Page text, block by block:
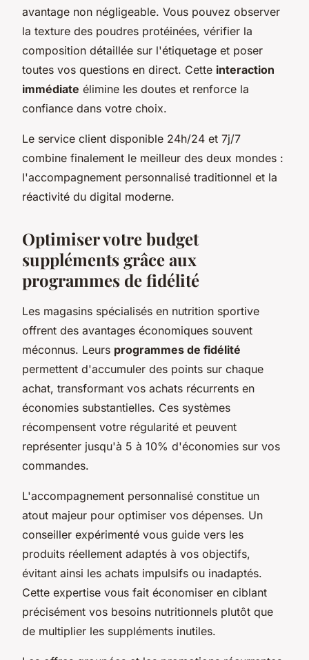
avantage non négligeable. Vous pouvez observer
la texture des poudres protéinées, vérifier la
composition détaillée sur l'étiquetage et poser
toutes vos questions en direct. Cette interaction
immédiate élimine les doutes et renforce la
confiance dans votre choix.
Le service client disponible 24h/24 et 7j/7
combine finalement le meilleur des deux mondes :
l'accompagnement personnalisé traditionnel et la
réactivité du digital moderne.
Optimiser votre budget
suppléments grâce aux
programmes de fidélité
Les magasins spécialisés en nutrition sportive
offrent des avantages économiques souvent
méconnus. Leurs programmes de fidélité
permettent d'accumuler des points sur chaque
achat, transformant vos achats récurrents en
économies substantielles. Ces systèmes
récompensent votre régularité et peuvent
représenter jusqu'à 5 à 10% d'économies sur vos
commandes.
L'accompagnement personnalisé constitue un
atout majeur pour optimiser vos dépenses. Un
conseiller expérimenté vous guide vers les
produits réellement adaptés à vos objectifs,
évitant ainsi les achats impulsifs ou inadaptés.
Cette expertise vous fait économiser en ciblant
précisément vos besoins nutritionnels plutôt que
de multiplier les suppléments inutiles.